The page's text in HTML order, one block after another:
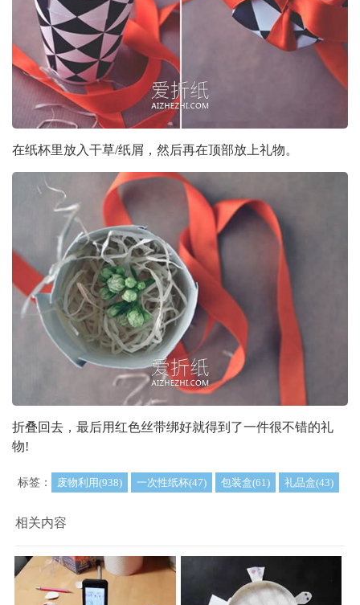
在纸杯里放入干草/纸屑，然后再在顶部放上礼物。
折叠回去，最后用红色丝带绑好就得到了一件很不错的礼
物!
标签： 废物利用(938) 一次性纸杯(47) 包装盒(61) 礼品盒(43)
相关内容